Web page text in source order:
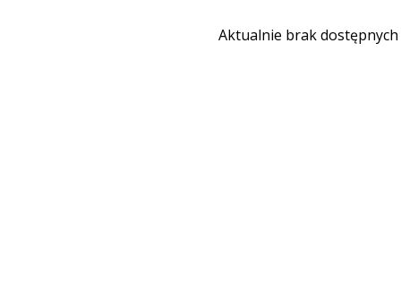
Aktualnie brak